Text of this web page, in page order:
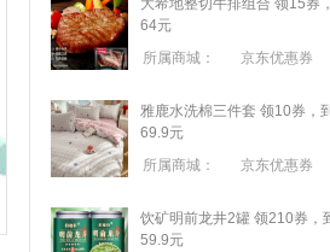
大希地整切牛排组合 领15券
64元
所属商城：
京东优惠券
雅鹿水洗棉三件套 领10券，
69.9元
所属商城：
京东优惠券
饮矿明前龙井2罐 领210券，
59.9元